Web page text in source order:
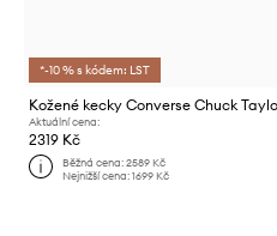
*-10 % s kódem: LST
Aktuální cena:
2319 Kč
Běžná cena:2589 Kč
Nejnižší cena:1699 Kč